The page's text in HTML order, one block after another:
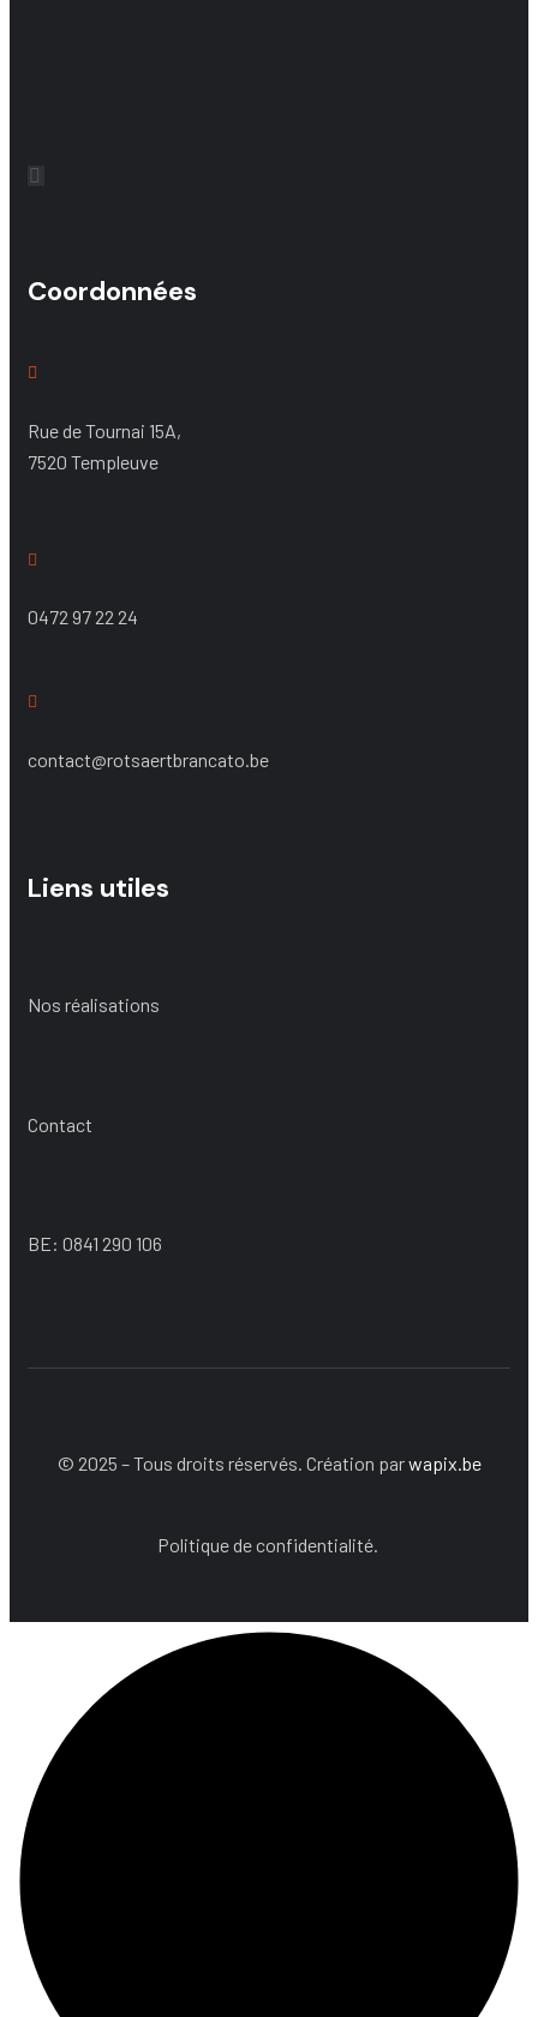
Coordonnées
Rue de Tournai 15A,
7520 Templeuve
0472 97 22 24
contact@rotsaertbrancato.be
Liens utiles
Nos réalisations
Contact
BE: 0841 290 106
© 2025 – Tous droits réservés. Création parwapix.be
Politique de confidentialité.